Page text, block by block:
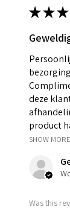
★★★
deze
product
SHOW MORE
Was this